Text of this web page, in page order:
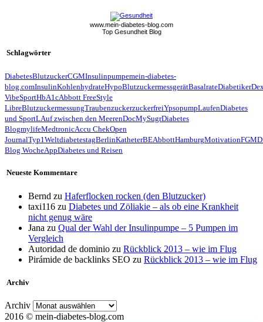
www.mein-diabetes-blog.com
Top Gesundheit Blog
Schlagwörter
DiabetesBlutzuckerCGMInsulinpumpemein-diabetes-
blog.comInsulinKohlenhydrateHypoBlutzuckermessgerätBasalrateDiabetiker
VibeSportHbA1cAbbott FreeStyle
LibreBlutzuckermessungTraubenzuckerzuckerfreiYpsopumpLaufenDiabetes
und SportLAuf zwischen den MeerenDocMySugrDiabetes
BlogmylifeMedtronicAccu ChekOpen
JournalTyp1WeltdiabetestagBerlinKatheterBEAbbottHamburgMotivationFGM
Blog WocheAppDiabetes und Reisen
Neueste Kommentare
Bernd zu Haferflocken rocken (den Blutzucker)
taxi116 zu Diabetes und Zöliakie – als ob eine Krankheit
nicht genug wäre
Jana zu Qual der Wahl der Insulinpumpe – 5 Pumpen im
Vergleich
Autoridad de dominio zu Rückblick 2013 – wie im Flug
Pirámide de backlinks SEO zu Rückblick 2013 – wie im Flug
Archiv
Archiv
2016 © mein-diabetes-blog.com